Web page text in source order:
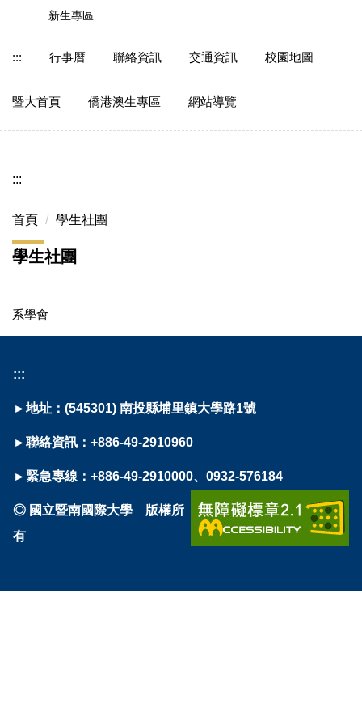
容
區
新生專區
::: 行事曆 聯絡資訊 交通資訊 校園地圖
暨大首頁 僑港澳生專區 網站導覽
:::
首頁 學生社團
學生社團
系學會
:::
►地址：(545301) 南投縣埔里鎮大學路1號
►聯絡資訊：+886-49-2910960
►緊急專線：+886-49-2910000、0932-576184
◎ 國立暨南國際大學 版權所
有